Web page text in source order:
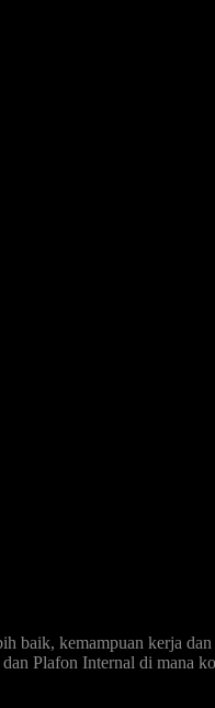
baik, kemampuan kerja
Plafon Internal di mana